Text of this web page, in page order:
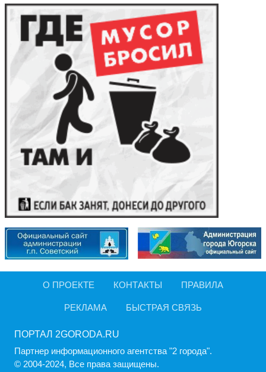
О ПРОЕКТЕ КОНТАКТЫ ПРАВИЛА
РЕКЛАМА БЫСТРАЯ СВЯЗЬ
ПОРТАЛ 2GORODA.RU
Партнер информационного агентства "2 города".
© 2004-2024, Все права защищены.